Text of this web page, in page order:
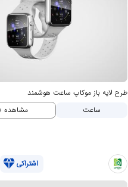
طرح لایه باز موکاپ ساعت هوشمند
ساعت
مشاهده
اشتراکیdiamond